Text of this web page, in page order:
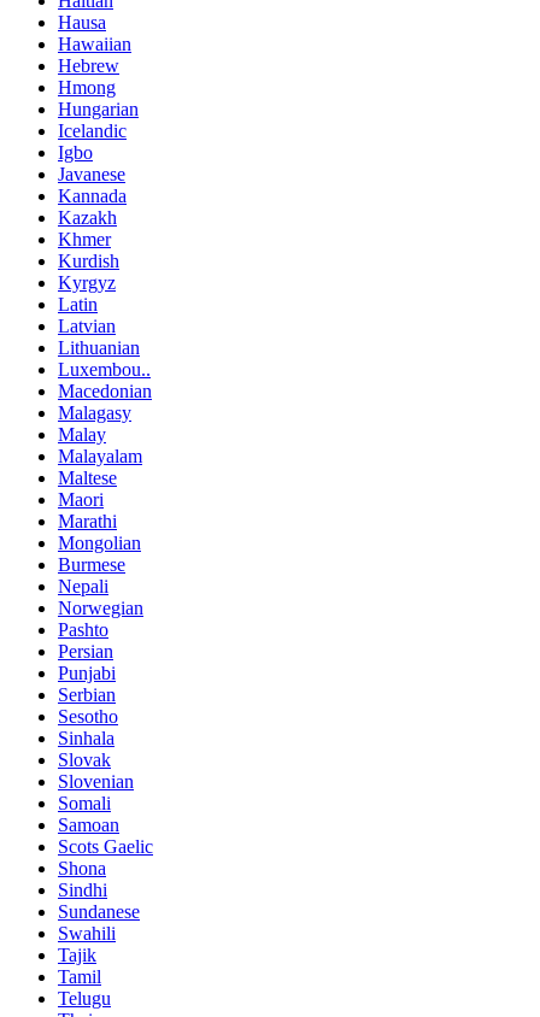
Hausa
Hawaiian
Hebrew
Hmong
Hungarian
Icelandic
Igbo
Javanese
Kannada
Kazakh
Khmer
Kurdish
Kyrgyz
Latin
Latvian
Lithuanian
Luxembou..
Macedonian
Malagasy
Malay
Malayalam
Maltese
Maori
Marathi
Mongolian
Burmese
Nepali
Norwegian
Pashto
Persian
Punjabi
Serbian
Sesotho
Sinhala
Slovak
Slovenian
Somali
Samoan
Scots Gaelic
Shona
Sindhi
Sundanese
Swahili
Tajik
Tamil
Telugu